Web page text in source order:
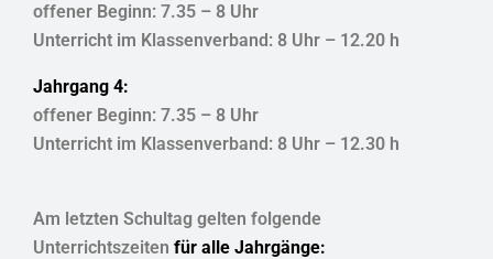
offener Beginn: 7.35 – 8 Uhr
Unterricht im Klassenverband: 8 Uhr – 12.20 h
Jahrgang 4:
offener Beginn: 7.35 – 8 Uhr
Unterricht im Klassenverband: 8 Uhr – 12.30 h
Am letzten Schultag gelten folgende
Unterrichtszeiten für alle Jahrgänge: